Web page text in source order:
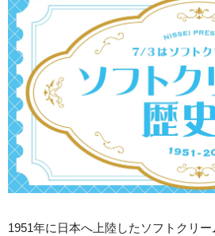
1951年に日本へ上陸したソフトクリ